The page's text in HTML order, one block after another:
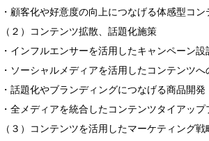
・顧客化や好意度の向上につなげる体感型コ
（２）コンテンツ拡散、話題化施策
・インフルエンサーを活用したキャンペーン
・ソーシャルメディアを活用したコンテンツ
・話題化やブランディングにつなげる商品開発
・全メディアを統合したコンテンツタイアッ
（３）コンテンツを活用したマーケティング戦